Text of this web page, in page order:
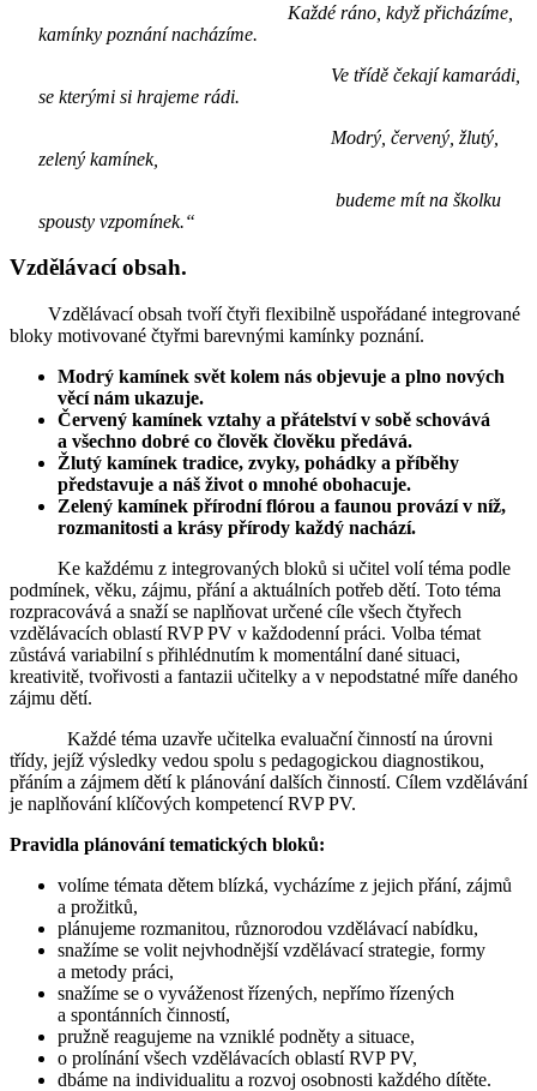
Každé ráno, když přicházíme,
kamínky poznání nacházíme.
Ve třídě čekají kamarádi,
se kterými si hrajeme rádi.
Modrý, červený, žlutý,
zelený kamínek,
budeme mít na školku
spousty vzpomínek.“
Vzdělávací obsah.
Vzdělávací obsah tvoří čtyři flexibilně uspořádané integrované
bloky motivované čtyřmi barevnými kamínky poznání.
Modrý kamínek svět kolem nás objevuje a plno nových
věcí nám ukazuje.
Červený kamínek vztahy a přátelství v sobě schovává
a všechno dobré co člověk člověku předává.
Žlutý kamínek tradice, zvyky, pohádky a příběhy
představuje a náš život o mnohé obohacuje.
Zelený kamínek přírodní flórou a faunou provází v níž,
rozmanitosti a krásy přírody každý nachází.
Ke každému z integrovaných bloků si učitel volí téma podle
podmínek, věku, zájmu, přání a aktuálních potřeb dětí. Toto téma
rozpracovává a snaží se naplňovat určené cíle všech čtyřech
vzdělávacích oblastí RVP PV v každodenní práci. Volba témat
zůstává variabilní s přihlédnutím k momentální dané situaci,
kreativitě, tvořivosti a fantazii učitelky a v nepodstatné míře daného
zájmu dětí.
Každé téma uzavře učitelka evaluační činností na úrovni
třídy, jejíž výsledky vedou spolu s pedagogickou diagnostikou,
přáním a zájmem dětí k plánování dalších činností. Cílem vzdělávání
je naplňování klíčových kompetencí RVP PV.
Pravidla plánování tematických bloků:
volíme témata dětem blízká, vycházíme z jejich přání, zájmů
a prožitků,
plánujeme rozmanitou, různorodou vzdělávací nabídku,
snažíme se volit nejvhodnější vzdělávací strategie, formy
a metody práci,
snažíme se o vyváženost řízených, nepřímo řízených
a spontánních činností,
pružně reagujeme na vzniklé podněty a situace,
o prolínání všech vzdělávacích oblastí RVP PV,
dbáme na individualitu a rozvoj osobnosti každého dítěte.